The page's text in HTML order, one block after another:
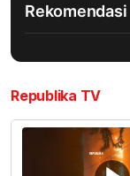
Rekomendasi
Republika TV